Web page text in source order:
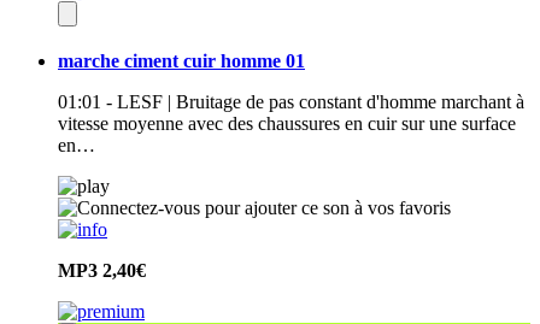
marche ciment cuir homme 01
01:01 - LESF | Bruitage de pas constant d'homme marchant à
vitesse moyenne avec des chaussures en cuir sur une surface
en…
MP3 2,40€